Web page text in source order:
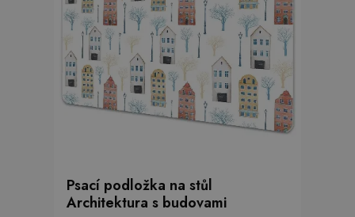
Psací podložka na stůl
Architektura s budovami